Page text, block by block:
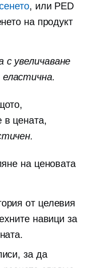
, или PED
на продукт
увеличаване
еластична.
в цената,
на ценовата
от целевия
навици за
за да